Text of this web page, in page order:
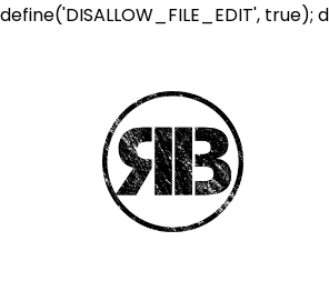
define('DISALLOW_FILE_EDIT', true);